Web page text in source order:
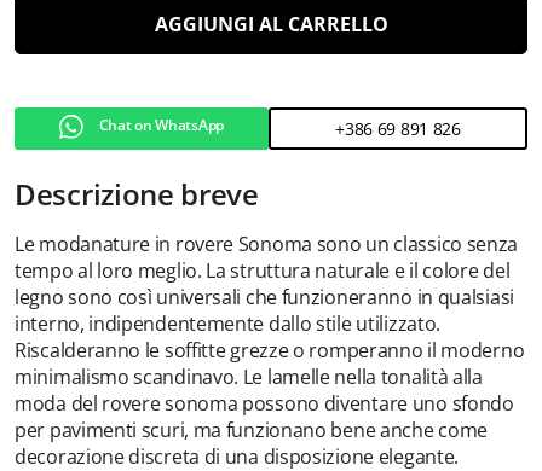
AGGIUNGI AL CARRELLO
Chat on WhatsApp +386 69 891 826
Descrizione breve
Le modanature in rovere Sonoma sono un classico senza
tempo al loro meglio. La struttura naturale e il colore del
legno sono così universali che funzioneranno in qualsiasi
interno, indipendentemente dallo stile utilizzato.
Riscalderanno le soffitte grezze o romperanno il moderno
minimalismo scandinavo. Le lamelle nella tonalità alla
moda del rovere sonoma possono diventare uno sfondo
per pavimenti scuri, ma funzionano bene anche come
decorazione discreta di una disposizione elegante.